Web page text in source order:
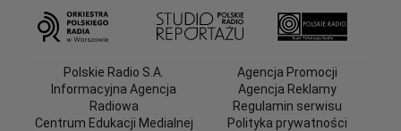
Polskie Radio S.A.
Informacyjna Agencja
Radiowa
Centrum Edukacji Medialnej
Agencja Promocji
Agencja Reklamy
Regulamin serwisu
Polityka prywatności